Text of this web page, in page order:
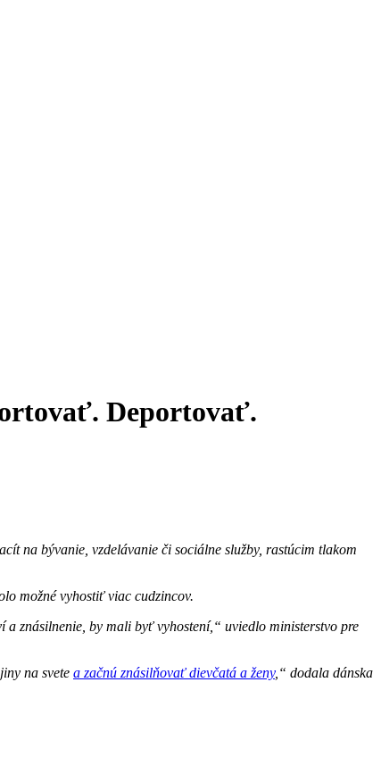
Deportovať.
na bývanie, vzdelávanie či sociálne služby, rastúcim tlakom
možné vyhostiť viac cudzincov.
a znásilnenie, by mali byť vyhostení,“ uviedlo ministerstvo pre
na svete a začnú znásilňovať dievčatá a ženy,“ dodala dánska